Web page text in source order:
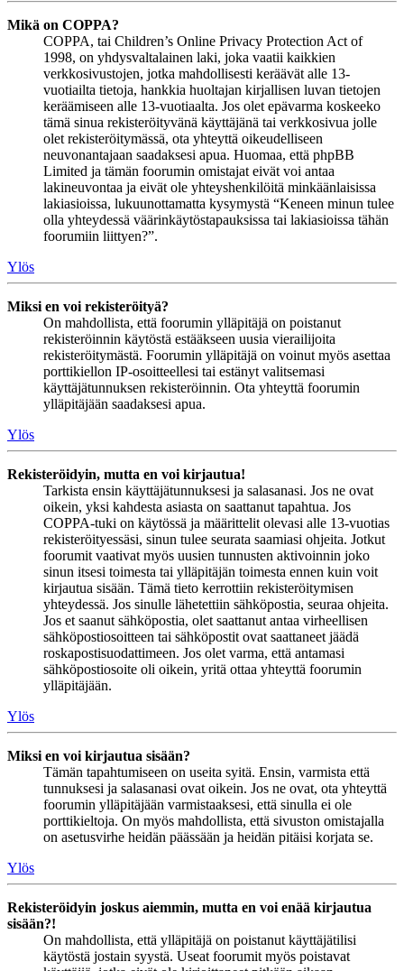
Mikä on COPPA?
COPPA, tai Children’s Online Privacy Protection Act of
1998, on yhdysvaltalainen laki, joka vaatii kaikkien
verkkosivustojen, jotka mahdollisesti keräävät alle 13-
vuotiailta tietoja, hankkia huoltajan kirjallisen luvan tietojen
keräämiseen alle 13-vuotiaalta. Jos olet epävarma koskeeko
tämä sinua rekisteröityvänä käyttäjänä tai verkkosivua jolle
olet rekisteröitymässä, ota yhteyttä oikeudelliseen
neuvonantajaan saadaksesi apua. Huomaa, että phpBB
Limited ja tämän foorumin omistajat eivät voi antaa
lakineuvontaa ja eivät ole yhteyshenkilöitä minkäänlaisissa
lakiasioissa, lukuunottamatta kysymystä “Keneen minun tulee
olla yhteydessä väärinkäytöstapauksissa tai lakiasioissa tähän
foorumiin liittyen?”.
Ylös
Miksi en voi rekisteröityä?
On mahdollista, että foorumin ylläpitäjä on poistanut
rekisteröinnin käytöstä estääkseen uusia vierailijoita
rekisteröitymästä. Foorumin ylläpitäjä on voinut myös asettaa
porttikiellon IP-osoitteellesi tai estänyt valitsemasi
käyttäjätunnuksen rekisteröinnin. Ota yhteyttä foorumin
ylläpitäjään saadaksesi apua.
Ylös
Rekisteröidyin, mutta en voi kirjautua!
Tarkista ensin käyttäjätunnuksesi ja salasanasi. Jos ne ovat
oikein, yksi kahdesta asiasta on saattanut tapahtua. Jos
COPPA-tuki on käytössä ja määrittelit olevasi alle 13-vuotias
rekisteröityessäsi, sinun tulee seurata saamiasi ohjeita. Jotkut
foorumit vaativat myös uusien tunnusten aktivoinnin joko
sinun itsesi toimesta tai ylläpitäjän toimesta ennen kuin voit
kirjautua sisään. Tämä tieto kerrottiin rekisteröitymisen
yhteydessä. Jos sinulle lähetettiin sähköpostia, seuraa ohjeita.
Jos et saanut sähköpostia, olet saattanut antaa virheellisen
sähköpostiosoitteen tai sähköpostit ovat saattaneet jäädä
roskapostisuodattimeen. Jos olet varma, että antamasi
sähköpostiosoite oli oikein, yritä ottaa yhteyttä foorumin
ylläpitäjään.
Ylös
Miksi en voi kirjautua sisään?
Tämän tapahtumiseen on useita syitä. Ensin, varmista että
tunnuksesi ja salasanasi ovat oikein. Jos ne ovat, ota yhteyttä
foorumin ylläpitäjään varmistaaksesi, että sinulla ei ole
porttikieltoja. On myös mahdollista, että sivuston omistajalla
on asetusvirhe heidän päässään ja heidän pitäisi korjata se.
Ylös
Rekisteröidyin joskus aiemmin, mutta en voi enää kirjautua
sisään?!
On mahdollista, että ylläpitäjä on poistanut käyttäjätilisi
käytöstä jostain syystä. Useat foorumit myös poistavat